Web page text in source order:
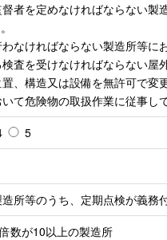
者を定めなければならない製
なければならない製造所等に
査を受けなければならない屋
、構造又は設備を無許可で変
て危険物の取扱作業に従事し
5
所等のうち、定期点検が義務
数が10以上の製造所